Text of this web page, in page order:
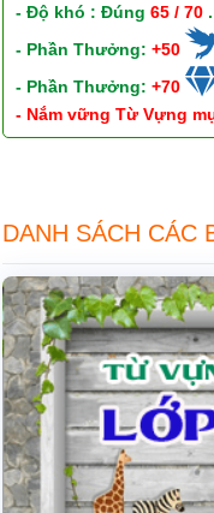
- Độ khó : Đúng65 / 70
- Phần Thưởng:+50
- Phần Thưởng:+70
- Nắm vững Từ Vựng
DANH SÁCH CÁC